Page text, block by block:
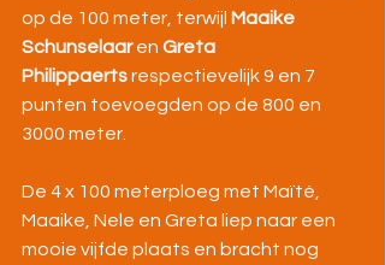
op de 100 meter, terwijl Maaike
Schunselaar en Greta
Philippaerts respectievelijk 9 en 7
punten toevoegden op de 800 en
3000 meter.
De 4 x 100 meterploeg met Maïté,
Maaike, Nele en Greta liep naar een
mooie vijfde plaats en bracht nog